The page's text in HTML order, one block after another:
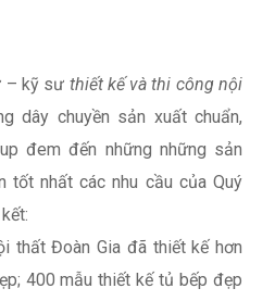
– kỹ sư thiết kế và thi công nội
dây chuyền sản xuất chuẩn,
đem đến những những sản
tốt nhất các nhu cầu của Quý
thất Đoàn Gia đã thiết kế hơn
400 mẫu thiết kế tủ bếp đẹp